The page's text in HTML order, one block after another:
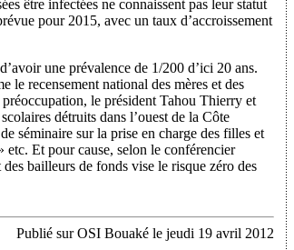
être infectées ne connaissent pas leur statut
pour 2015, avec un taux d’accroissement
une prévalence de 1/200 d’ici 20 ans.
le recensement national des mères et des
le président Tahou Thierry et
détruits dans l’ouest de la Côte
séminaire sur la prise en charge des filles et
etc. Et pour cause, selon le conférencier
bailleurs de fonds vise le risque zéro des
Publié sur OSI Bouaké le jeudi 19 avril 2012